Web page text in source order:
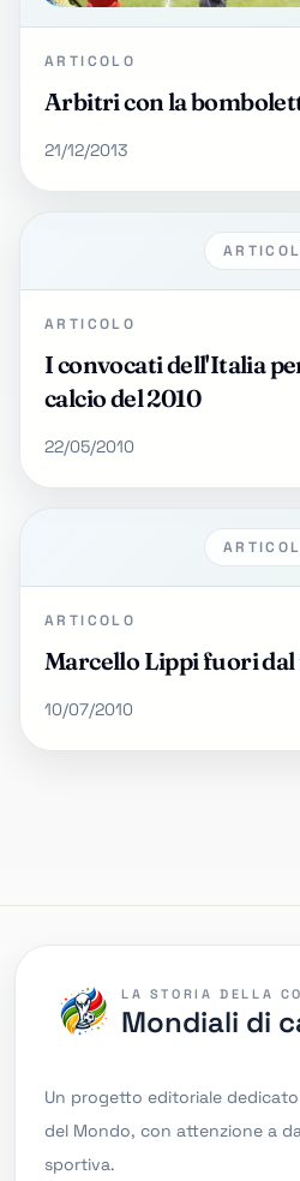
ARTICOLO
Arbitri con la
21/12/2013
ARTICOLO
I convocati dell'Italia
calcio del 2010
22/05/2010
ARTICOLO
Marcello Lippi fuori
10/07/2010
LA STORIA DELLA
Mondiali di
Un progetto editoriale
del Mondo, con attenzione a
sportiva.